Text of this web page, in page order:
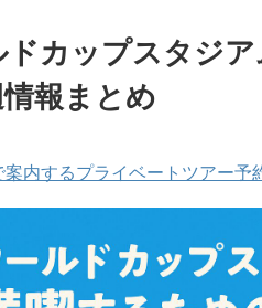
カップスタジ
報まとめ
内するプライベートツアー予